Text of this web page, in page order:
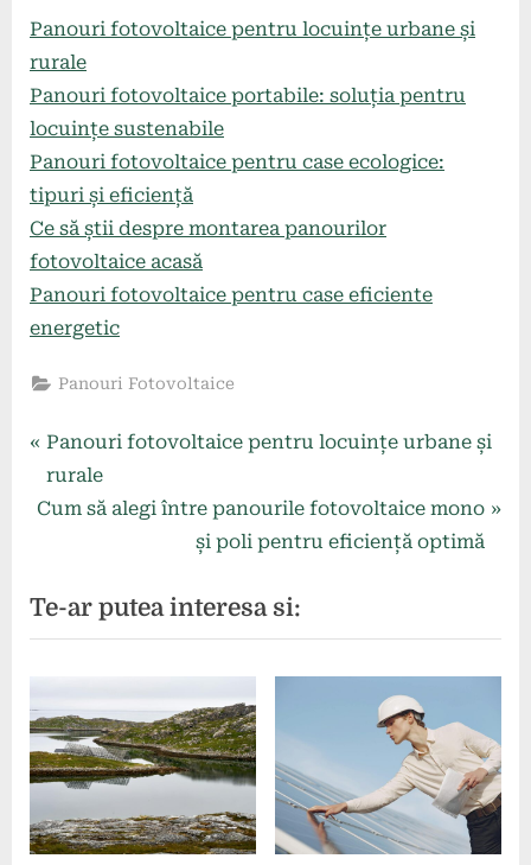
Panouri fotovoltaice pentru locuințe urbane și
rurale
Panouri fotovoltaice portabile: soluția pentru
locuințe sustenabile
Panouri fotovoltaice pentru case ecologice:
tipuri și eficiență
Ce să știi despre montarea panourilor
fotovoltaice acasă
Panouri fotovoltaice pentru case eficiente
energetic
Panouri Fotovoltaice
Navigare
în
P
r
e
o
u
o
s
:
Panouri fotovoltaice pentru locuințe urbane și
rurale
N
t
P
s
t
:
Cum să alegi între panourile fotovoltaice mono
și poli pentru eficiență optimă
Te-ar putea interesa si: